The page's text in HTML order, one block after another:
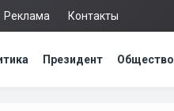
Реклама Контакты
Президент Общество